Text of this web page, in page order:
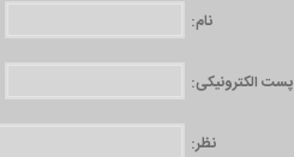
نام:
پست الکترونیکی:
نظر: